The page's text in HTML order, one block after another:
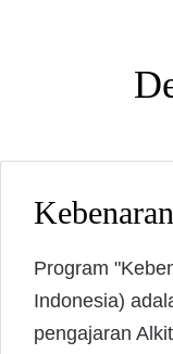
Program
Indonesia)
pengajaran